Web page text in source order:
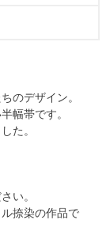
のデザイン。
幅帯です。
た。
い。
捺染の作品で